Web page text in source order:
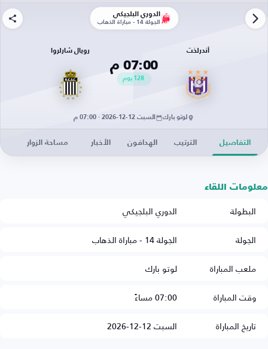
الدوري البلجيكي
الجولة 14 - مباراة الذهاب
أندرلخت
07:00 م
128 يوم
رويال شارلروا
لوتو بارك السبت 12-12-2026 · 07:00 م
التفاصيل الترتيب الهدافون الأخبار مساحة الزوار
معلومات اللقاء
البطولة
الدوري البلجيكي
الجولة
الجولة 14 - مباراة الذهاب
ملعب المباراة
لوتو بارك
وقت المباراة
07:00 مساءً
تاريخ المباراة
السبت 12-12-2026